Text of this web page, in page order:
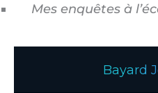
Mes enquêtes à
Bayard